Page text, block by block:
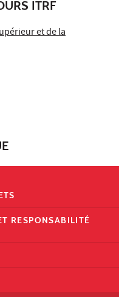
ITRF
et de la
RESPONSABILITÉ